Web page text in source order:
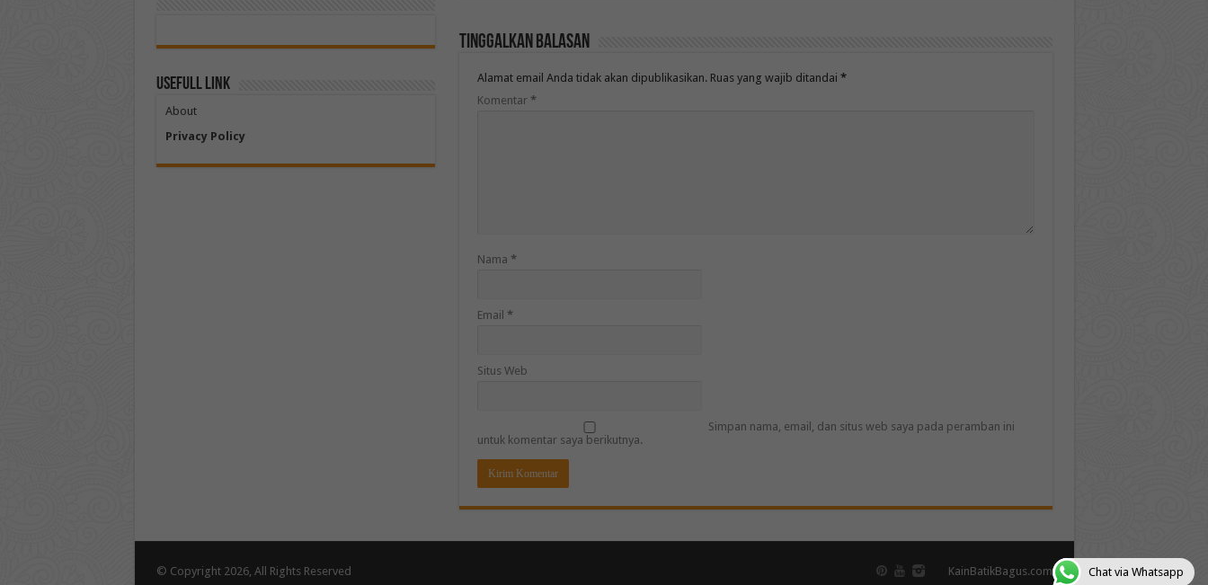
Tinggalkan Balasan
Alamat email Anda tidak akan dipublikasikan. Ruas yang wajib ditandai *
Komentar *
Nama *
Email *
Situs Web
Simpan nama, email, dan situs web saya pada peramban ini
untuk komentar saya berikutnya.
Usefull Link
About
Privacy Policy
KainBatikBagus.com
© Copyright 2026, All Rights Reserved Chat via Whatsapp